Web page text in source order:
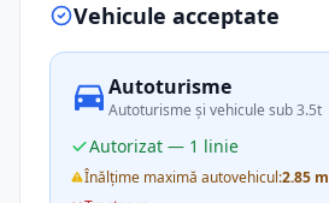
Vehicule acceptate
Autoturisme
Autoturisme și vehicule sub 3.5t
Autorizat — 1 linie
Înălțime maximă autovehicul:2.85 m